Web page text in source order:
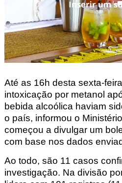
Até as 16h desta sexta-
intoxicação por metanol
bebida alcoólica haviam
o país, informou o
começou a divulgar um
com base nos dados
Ao todo, são 11 casos
investigação. Na divisão